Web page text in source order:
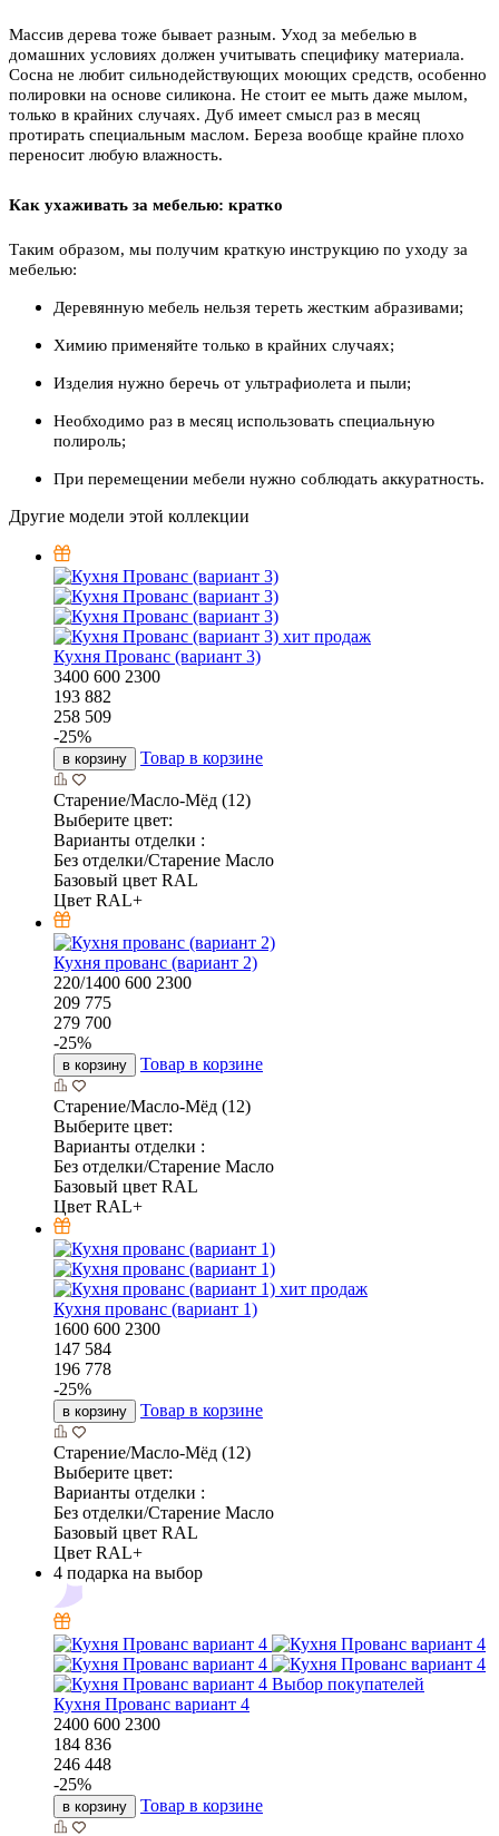
Массив дерева тоже бывает разным. Уход за мебелью в
домашних условиях должен учитывать специфику материала.
Сосна не любит сильнодействующих моющих средств, особенно
полировки на основе силикона. Не стоит ее мыть даже мылом,
только в крайних случаях. Дуб имеет смысл раз в месяц
протирать специальным маслом. Береза вообще крайне плохо
переносит любую влажность.
Как ухаживать за мебелью: кратко
Таким образом, мы получим краткую инструкцию по уходу за
мебелью:
Деревянную мебель нельзя тереть жестким абразивами;
Химию применяйте только в крайних случаях;
Изделия нужно беречь от ультрафиолета и пыли;
Необходимо раз в месяц использовать специальную
полироль;
При перемещении мебели нужно соблюдать аккуратность.
Другие модели этой коллекции
хит продаж
Кухня Прованс (вариант 3)
3400 600 2300
193 882
258 509
-25%
в корзину Товар в корзине
Старение/Масло-Мёд (12)
Выберите цвет:
Варианты отделки :
Без отделки/Старение Масло
Базовый цвет RAL
Цвет RAL+
Кухня прованс (вариант 2)
220/1400 600 2300
209 775
279 700
-25%
в корзину Товар в корзине
Старение/Масло-Мёд (12)
Выберите цвет:
Варианты отделки :
Без отделки/Старение Масло
Базовый цвет RAL
Цвет RAL+
хит продаж
Кухня прованс (вариант 1)
1600 600 2300
147 584
196 778
-25%
в корзину Товар в корзине
Старение/Масло-Мёд (12)
Выберите цвет:
Варианты отделки :
Без отделки/Старение Масло
Базовый цвет RAL
Цвет RAL+
4 подарка на выбор
Выбор покупателей
Кухня Прованс вариант 4
2400 600 2300
184 836
246 448
-25%
в корзину Товар в корзине